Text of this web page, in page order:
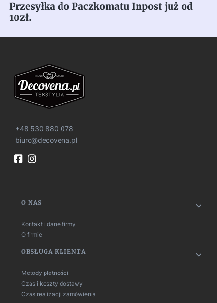
Przesyłka do Paczkomatu Inpost już od
10zł.
+48 530 880 078
biuro@decovena.pl
Linki w stopce
O NAS
Kontakt i dane firmy
O firmie
OBSŁUGA KLIENTA
Metody płatności
Czas i koszty dostawy
Czas realizacji zamówienia